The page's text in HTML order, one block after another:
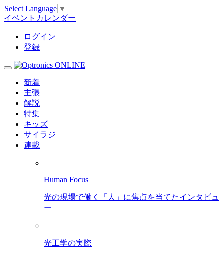
Select Language ▼
イベントカレンダー
ログイン
登録
新着
主張
解説
特集
キッズ
サイラジ
連載
Human Focus
光の現場で働く「人」に焦点を当てたインタビュ
ー
光工学の実際